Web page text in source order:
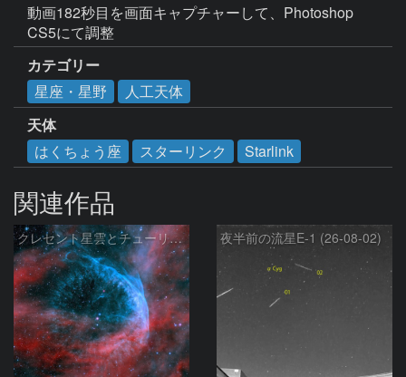
動画182秒目を画面キャプチャーして、Photoshop
CS5にて調整
カテゴリー
星座・星野
人工天体
天体
はくちょう座
スターリンク Starlink
関連作品
クレセント星雲とチューリップ星雲の真ん中あたりにある星雲 NGC6883 ??? 夜半前の流星E-1 (26-08-02)